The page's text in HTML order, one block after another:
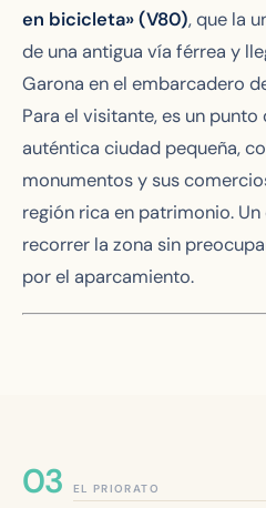
en bicicleta» (V80), que la
de una antigua vía férrea y
Garona en el embarcadero
Para el visitante, es un
auténtica ciudad pequeña,
monumentos y sus
región rica en patrimonio.
recorrer la zona sin
por el aparcamiento.
EL PRIORATO